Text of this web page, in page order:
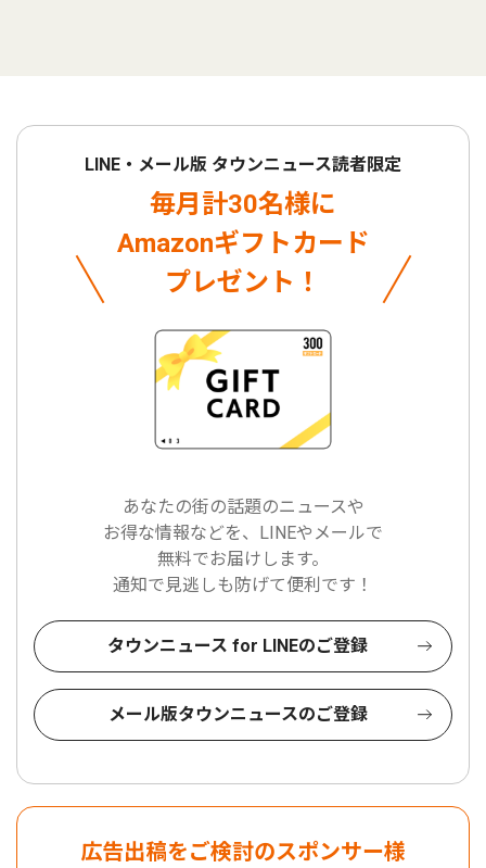
LINE・メール版 タウンニュース読者限定
毎月計30名様に
Amazonギフトカード
プレゼント！
あなたの街の話題のニュースや
お得な情報などを、LINEやメールで
無料でお届けします。
通知で見逃しも防げて便利です！
タウンニュース for LINEのご登録
メール版タウンニュースのご登録
広告出稿をご検討のスポンサー様